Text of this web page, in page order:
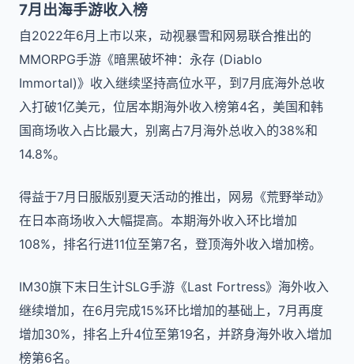
7月出海手游收入榜
自2022年6月上市以来，动视暴雪和网易联合推出的
MMORPG手游《暗黑破坏神：永存 (Diablo
Immortal)》收入继续坚持高位水平，到7月底海外总收
入打破1亿美元，位居本期海外收入榜第4名，美国和韩
国商场收入占比最大，别离占7月海外总收入的38%和
14.8%。
得益于7月日服版别夏天活动的推出，网易《荒野举动》
在日本商场收入大幅提高。本期海外收入环比增加
108%，排名行进11位至第7名，登顶海外收入增加榜。
IM30旗下末日生计SLG手游《Last Fortress》海外收入
继续增加，在6月完成15%环比增加的基础上，7月再度
增加30%，排名上升4位至第19名，并跻身海外收入增加
榜第6名。